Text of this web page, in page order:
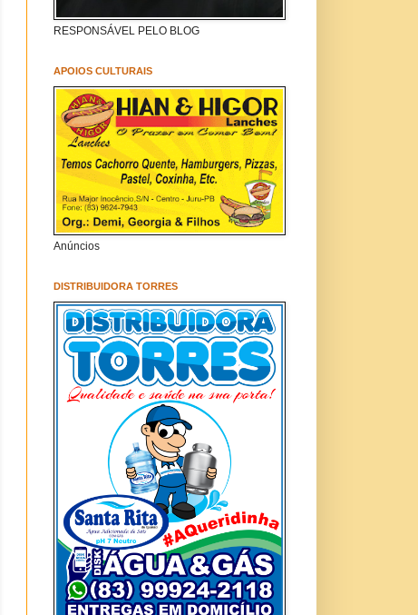
RESPONSÁVEL PELO BLOG
APOIOS CULTURAIS
Anúncios
DISTRIBUIDORA TORRES